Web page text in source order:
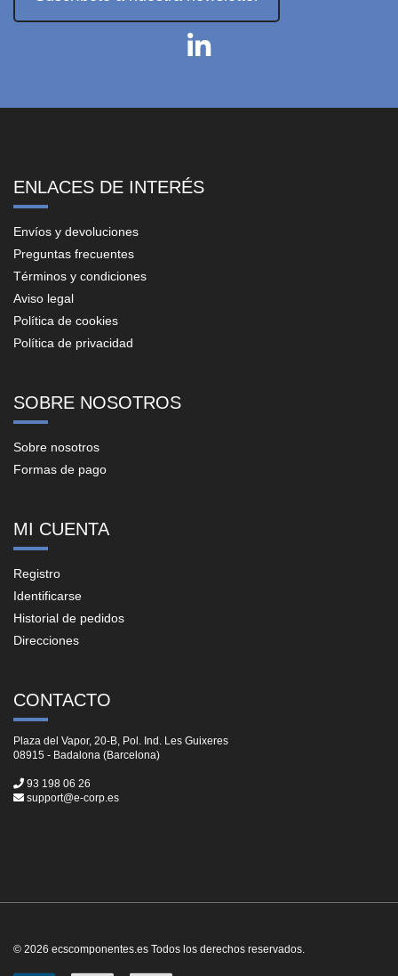
ENLACES DE INTERÉS
Envíos y devoluciones
Preguntas frecuentes
Términos y condiciones
Aviso legal
Política de cookies
Política de privacidad
SOBRE NOSOTROS
Sobre nosotros
Formas de pago
MI CUENTA
Registro
Identificarse
Historial de pedidos
Direcciones
CONTACTO
Plaza del Vapor, 20-B, Pol. Ind. Les Guixeres
08915 - Badalona (Barcelona)
93 198 06 26
support@e-corp.es
© 2026 ecscomponentes.es Todos los derechos reservados.